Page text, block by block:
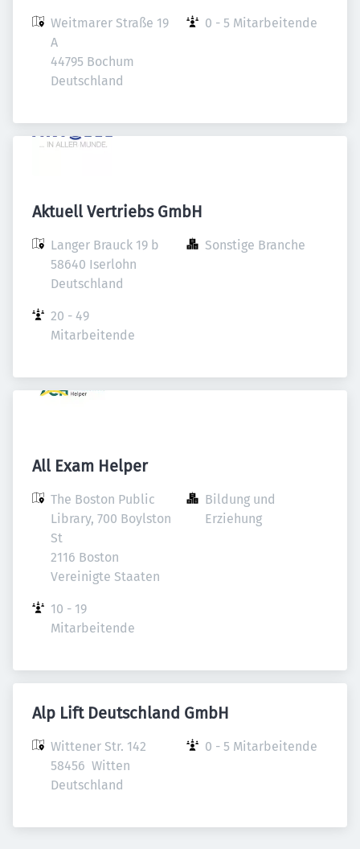
Weitmarer Straße 19
A
44795 Bochum
Deutschland
0 - 5 Mitarbeitende
Aktuell Vertriebs GmbH
Langer Brauck 19 b
58640 Iserlohn
Deutschland
Sonstige Branche
20 - 49
Mitarbeitende
All Exam Helper
The Boston Public
Library, 700 Boylston
St
2116 Boston
Vereinigte Staaten
Bildung und
Erziehung
10 - 19
Mitarbeitende
Alp Lift Deutschland GmbH
Wittener Str. 142
58456  Witten
Deutschland
0 - 5 Mitarbeitende